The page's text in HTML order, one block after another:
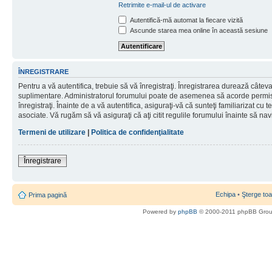
Retrimite e-mail-ul de activare
Autentifică-mă automat la fiecare vizită
Ascunde starea mea online în această sesiune
ÎNREGISTRARE
Pentru a vă autentifica, trebuie să vă înregistraţi. Înregistrarea durează
suplimentare. Administratorul forumului poate de asemenea să acorde
înregistraţi. Înainte de a vă autentifica, asiguraţi-vă că sunteţi familiarizat cu
asociate. Vă rugăm să vă asiguraţi că aţi citit regulile forumului înainte să
Termeni de utilizare | Politica de confidenţialitate
Înregistrare
Prima pagină Echipa • Şterge
Powered by phpBB © 2000-2011 phpBB